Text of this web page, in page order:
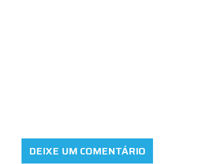
DEIXE UM COMENTÁRIO